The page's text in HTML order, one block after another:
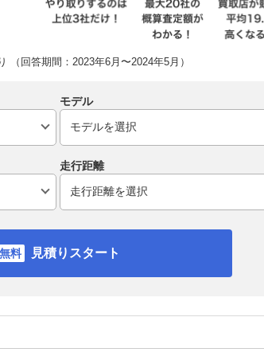
回答期間：2023年6月〜2024年5月）
モデル
走行距離
見積りスタート